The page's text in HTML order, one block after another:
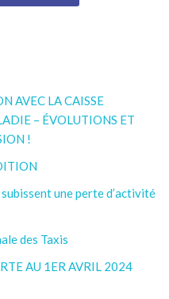
AVEC LA CAISSE
– ÉVOLUTIONS ET
!
une perte d’activité
des Taxis
AU 1ER AVRIL 2024